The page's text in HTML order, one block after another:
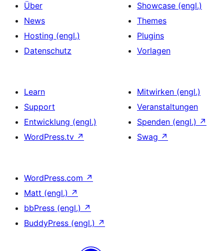
Über
News
Hosting (engl.)
Datenschutz
Showcase (engl.)
Themes
Plugins
Vorlagen
Learn
Support
Entwicklung (engl.)
WordPress.tv ↗
Mitwirken (engl.)
Veranstaltungen
Spenden (engl.) ↗
Swag ↗
WordPress.com ↗
Matt (engl.) ↗
bbPress (engl.) ↗
BuddyPress (engl.) ↗